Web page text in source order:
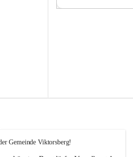
Gemeinde Viktorsberg!